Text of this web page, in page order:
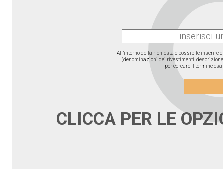
All’interno della richiesta è possibile inserire
(denominazioni dei rivestimenti, descrizione
per cercare il termine
CLICCA PER LE